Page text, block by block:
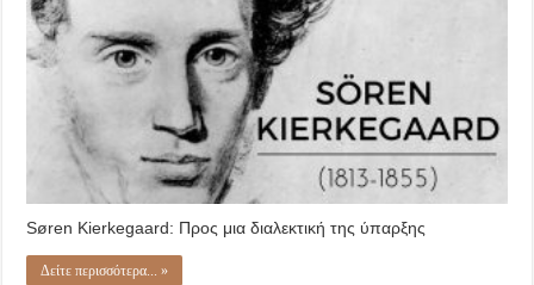
Søren Kierkegaard: Προς μια διαλεκτική της ύπαρξης
Δείτε περισσότερα... »